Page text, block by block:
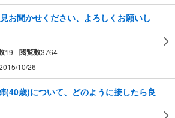
お聞かせください、よろしくお願いし
19 閲覧数3764
10/26
(40歳)について、どのように接したら良